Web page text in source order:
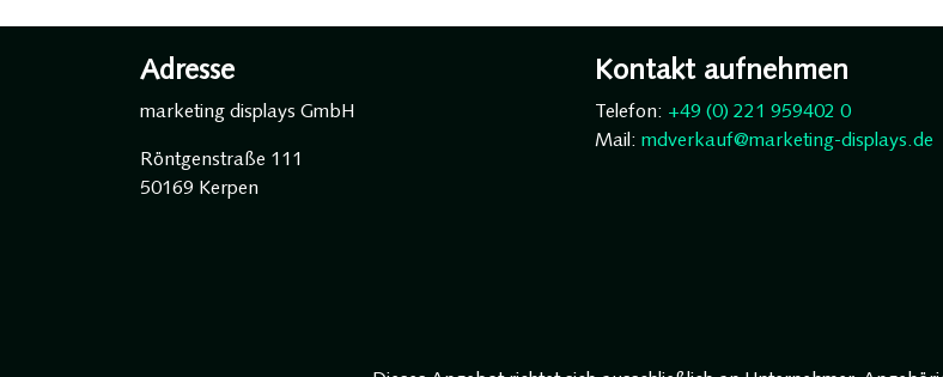
Adresse
marketing displays GmbH
Röntgenstraße 111
50169 Kerpen
Kontakt aufnehmen
Telefon: +49 (0) 221 959402 0
Mail: mdverkauf@marketing-displays.de